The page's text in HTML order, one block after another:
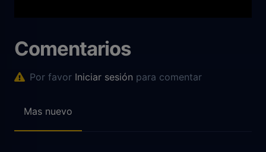
Comentarios
Por favor Iniciar sesión para comentar
Mas nuevo